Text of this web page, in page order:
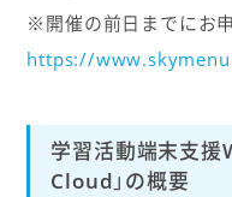
※開催の前日までにお
https://
学習活動端末支援
Cloud」の概要